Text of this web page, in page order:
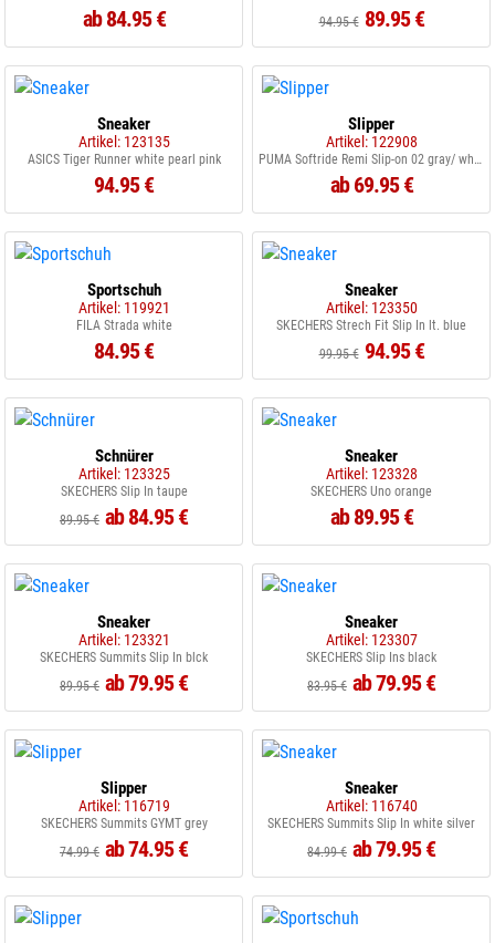
ab 84.95 €
94.95 € 89.95 €
Sneaker
Artikel: 123135
ASICS Tiger Runner white pearl pink
94.95 €
Slipper
Artikel: 122908
PUMA Softride Remi Slip-on 02 gray/ white/ rose gold
ab 69.95 €
Sportschuh
Artikel: 119921
FILA Strada white
84.95 €
Sneaker
Artikel: 123350
SKECHERS Strech Fit Slip In lt. blue
99.95 € 94.95 €
Schnürer
Artikel: 123325
SKECHERS Slip In taupe
89.95 € ab 84.95 €
Sneaker
Artikel: 123328
SKECHERS Uno orange
ab 89.95 €
Sneaker
Artikel: 123321
SKECHERS Summits Slip In blck
89.95 € ab 79.95 €
Sneaker
Artikel: 123307
SKECHERS Slip Ins black
83.95 € ab 79.95 €
Slipper
Artikel: 116719
SKECHERS Summits GYMT grey
74.99 € ab 74.95 €
Sneaker
Artikel: 116740
SKECHERS Summits Slip In white silver
84.99 € ab 79.95 €